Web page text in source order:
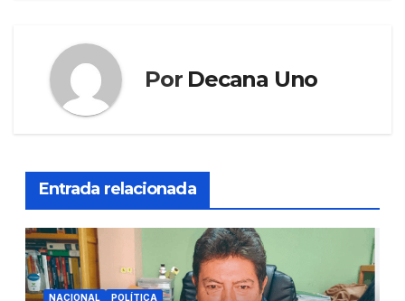
Por Decana Uno
Entrada relacionada
NACIONAL POLÍTICA